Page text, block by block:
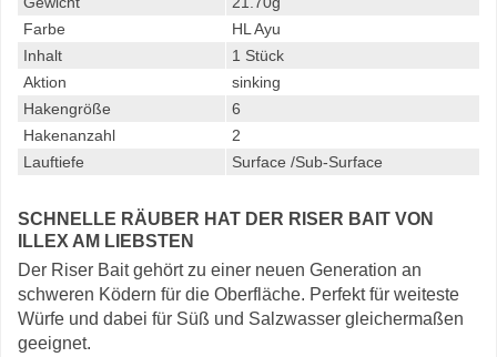
Farbe
HL Ayu
Inhalt
1 Stück
Aktion
sinking
Hakengröße
6
Hakenanzahl
2
Lauftiefe
Surface /Sub-Surface
SCHNELLE RÄUBER HAT DER RISER BAIT VON
ILLEX AM LIEBSTEN
Der Riser Bait gehört zu einer neuen Generation an
schweren Ködern für die Oberfläche. Perfekt für weiteste
Würfe und dabei für Süß und Salzwasser gleichermaßen
geeignet.